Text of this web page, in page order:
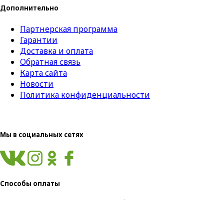
Дополнительно
Партнерская программа
Гарантии
Доставка и оплата
Обратная связь
Карта сайта
Новости
Политика конфиденциальности
Мы в социальных сетях
Способы оплаты